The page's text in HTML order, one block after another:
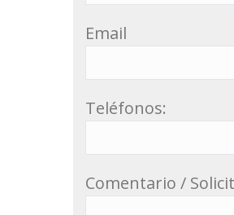
Email
Teléfonos:
Comentario /